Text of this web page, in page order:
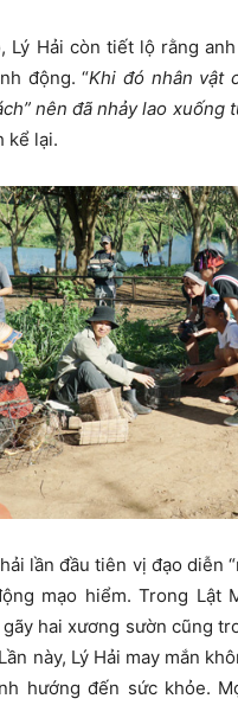
Lý Hải còn tiết lộ rằng
động. “Khi đó nhân vật
nên đã nhảy lao xuống
kể lại.
lần đầu tiên vị đạo diễn
mạo hiểm. Trong Lật
hai xương sườn cũng
này, Lý Hải may mắn
hướng đến sức khỏe.